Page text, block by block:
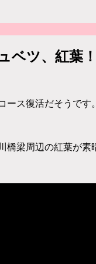
ベツ、紅葉！
ース復活だそうです。
梁周辺の紅葉が素